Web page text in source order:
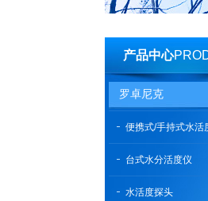
产品中心
罗卓尼克
便携式/手持式水活
台式水分活度仪
水活度探头